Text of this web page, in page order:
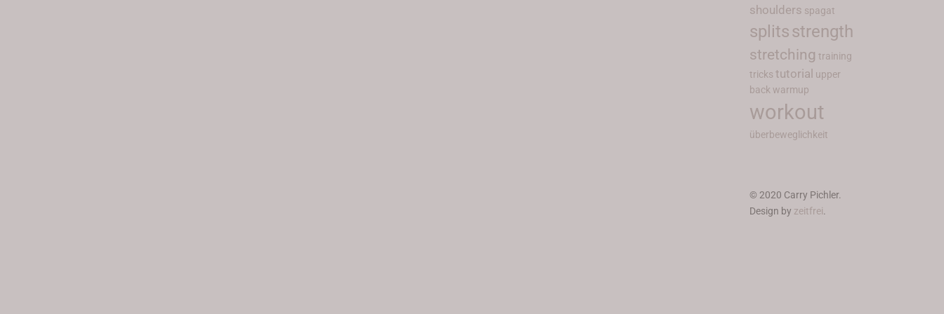
shoulders spagat
splitsstrength
stretching training
tricks tutorial upper
back warmup
workout
überbeweglichkeit
© 2020 Carry Pichler.
Design by zeitfrei.